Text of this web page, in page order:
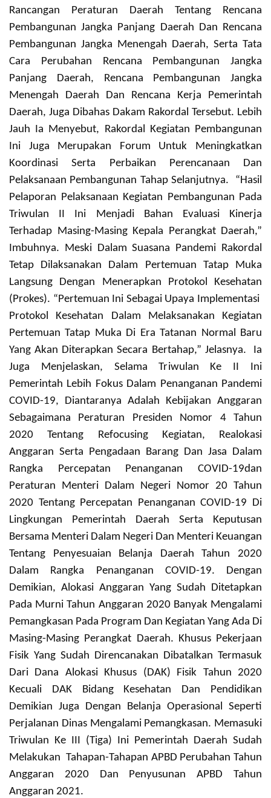
Rancangan Peraturan Daerah Tentang Rencana
Pembangunan Jangka Panjang Daerah Dan Rencana
Pembangunan Jangka Menengah Daerah, Serta Tata
Cara Perubahan Rencana Pembangunan Jangka
Panjang Daerah, Rencana Pembangunan Jangka
Menengah Daerah Dan Rencana Kerja Pemerintah
Daerah, Juga Dibahas Dakam Rakordal Tersebut. Lebih
Jauh Ia Menyebut, Rakordal Kegiatan Pembangunan
Ini Juga Merupakan Forum Untuk Meningkatkan
Koordinasi Serta Perbaikan Perencanaan Dan
Pelaksanaan Pembangunan Tahap Selanjutnya. “Hasil
Pelaporan Pelaksanaan Kegiatan Pembangunan Pada
Triwulan II Ini Menjadi Bahan Evaluasi Kinerja
Terhadap Masing-Masing Kepala Perangkat Daerah,”
Imbuhnya. Meski Dalam Suasana Pandemi Rakordal
Tetap Dilaksanakan Dalam Pertemuan Tatap Muka
Langsung Dengan Menerapkan Protokol Kesehatan
(Prokes). “Pertemuan Ini Sebagai Upaya Implementasi
Protokol Kesehatan Dalam Melaksanakan Kegiatan
Pertemuan Tatap Muka Di Era Tatanan Normal Baru
Yang Akan Diterapkan Secara Bertahap,” Jelasnya. Ia
Juga Menjelaskan, Selama Triwulan Ke II Ini
Pemerintah Lebih Fokus Dalam Penanganan Pandemi
COVID-19, Diantaranya Adalah Kebijakan Anggaran
Sebagaimana Peraturan Presiden Nomor 4 Tahun
2020 Tentang Refocusing Kegiatan, Realokasi
Anggaran Serta Pengadaan Barang Dan Jasa Dalam
Rangka Percepatan Penanganan COVID-19dan
Peraturan Menteri Dalam Negeri Nomor 20 Tahun
2020 Tentang Percepatan Penanganan COVID-19 Di
Lingkungan Pemerintah Daerah Serta Keputusan
Bersama Menteri Dalam Negeri Dan Menteri Keuangan
Tentang Penyesuaian Belanja Daerah Tahun 2020
Dalam Rangka Penanganan COVID-19. Dengan
Demikian, Alokasi Anggaran Yang Sudah Ditetapkan
Pada Murni Tahun Anggaran 2020 Banyak Mengalami
Pemangkasan Pada Program Dan Kegiatan Yang Ada Di
Masing-Masing Perangkat Daerah. Khusus Pekerjaan
Fisik Yang Sudah Direncanakan Dibatalkan Termasuk
Dari Dana Alokasi Khusus (DAK) Fisik Tahun 2020
Kecuali DAK Bidang Kesehatan Dan Pendidikan
Demikian Juga Dengan Belanja Operasional Seperti
Perjalanan Dinas Mengalami Pemangkasan. Memasuki
Triwulan Ke III (tiga) Ini Pemerintah Daerah Sudah
Melakukan Tahapan-Tahapan APBD Perubahan Tahun
Anggaran 2020 Dan Penyusunan APBD Tahun
Anggaran 2021.